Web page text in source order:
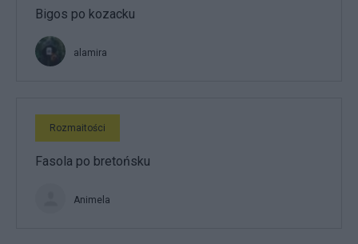
Bigos po kozacku
alamira
Rozmaitości
Fasola po bretońsku
Animela